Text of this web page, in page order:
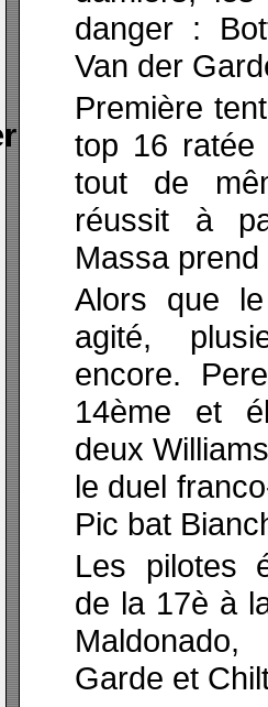
danger :
Van der
Première
top 16 ratée
tout de
réussit à
Massa
Alors que
agité,
encore.
14ème et
deux
le duel
Pic bat
Les pilotes
de la 17è à
Garde et